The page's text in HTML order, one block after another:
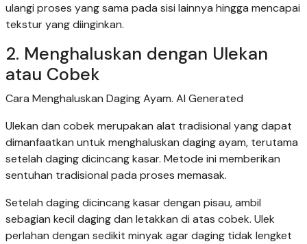
ulangi proses yang sama pada sisi lainnya hingga mencapai
tekstur yang diinginkan.
2. Menghaluskan dengan Ulekan
atau Cobek
Cara Menghaluskan Daging Ayam. AI Generated
Ulekan dan cobek merupakan alat tradisional yang dapat
dimanfaatkan untuk menghaluskan daging ayam, terutama
setelah daging dicincang kasar. Metode ini memberikan
sentuhan tradisional pada proses memasak.
Setelah daging dicincang kasar dengan pisau, ambil
sebagian kecil daging dan letakkan di atas cobek. Ulek
perlahan dengan sedikit minyak agar daging tidak lengket